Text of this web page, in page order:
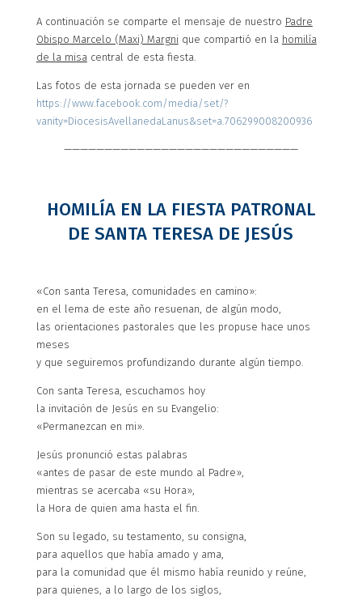
A continuación se comparte el mensaje de nuestro Padre
Obispo Marcelo (Maxi) Margnique compartió en la homilía
de la misa central de esta fiesta.
Las fotos de esta jornada se pueden ver en
https://www.facebook.com/media/set/?
vanity=DiocesisAvellanedaLanus&set=a.706299008200936
—————————————————————————————
HOMILÍA EN LA FIESTA PATRONAL
DE SANTA TERESA DE JESÚS
«Con santa Teresa, comunidades en camino»:
en el lema de este año resuenan, de algún modo,
las orientaciones pastorales que les propuse hace unos
meses
y que seguiremos profundizando durante algún tiempo.
Con santa Teresa, escuchamos hoy
la invitación de Jesús en su Evangelio:
«Permanezcan en mi».
Jesús pronunció estas palabras
«antes de pasar de este mundo al Padre»,
mientras se acercaba «su Hora»,
la Hora de quien ama hasta el fin.
Son su legado, su testamento, su consigna,
para aquellos que había amado y ama,
para la comunidad que él mismo había reunido y reúne,
para quienes, a lo largo de los siglos,